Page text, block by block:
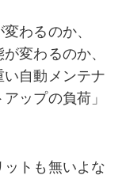
わるのか、
変わるのか、
自動メンテナ
ップの負荷」
トも無いよな